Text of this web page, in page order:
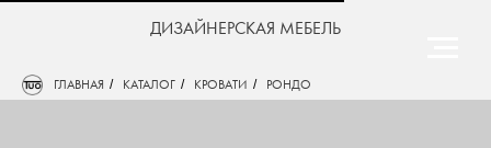
ДИЗАЙНЕРСКАЯ МЕБЕЛЬ
ГЛАВНАЯ / КАТАЛОГ / КРОВАТИ / РОНДО